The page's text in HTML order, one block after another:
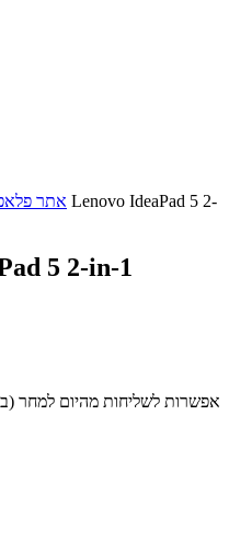
אתר
​אפשרות לשליחות מהיום למחר